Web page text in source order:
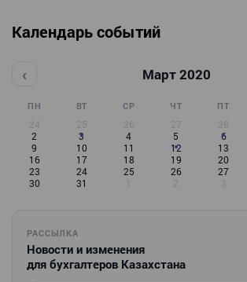
Календарь событий
‹ Март 2020
ПН ВТ СР ЧТ ПТ
24 25 26 27 28
2
3 4 5 6
9
10 11 12 13
16
17 18 19 20
23
24 25 26 27
30
31 1 2 3
РАССЫЛКА
Новости и изменения
для бухгалтеров Казахстана